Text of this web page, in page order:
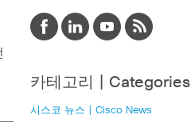
카테고리 | Categories
시스코 뉴스 | Cisco News